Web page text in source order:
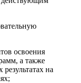
освоения
а также
на